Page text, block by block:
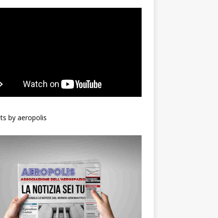
by aeropolis